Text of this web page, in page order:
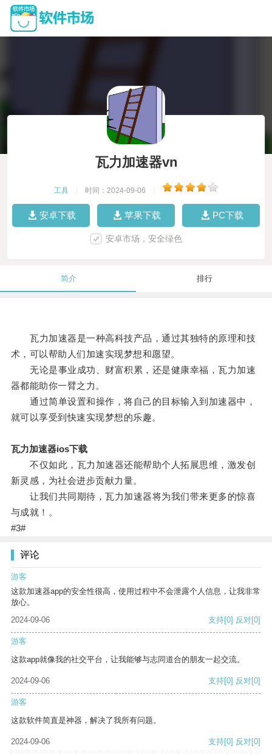
瓦力加速器vn
工具 时间：2024-09-06
安卓下载 苹果下载 PC下载
安卓市场，安全绿色
简介 排行
瓦力加速器是一种高科技产品，通过其独特的原理和技
术，可以帮助人们加速实现梦想和愿望。
无论是事业成功、财富积累，还是健康幸福，瓦力加速
器都能助你一臂之力。
通过简单设置和操作，将自己的目标输入到加速器中，
就可以享受到快速实现梦想的乐趣。
瓦力加速器ios下载
不仅如此，瓦力加速器还能帮助个人拓展思维，激发创
新灵感，为社会进步贡献力量。
让我们共同期待，瓦力加速器将为我们带来更多的惊喜
与成就！。
#3#
评论
游客
这款加速器app的安全性很高，使用过程中不会泄露个人信息，让我非常
放心。
2024-09-06
支持[0] 反对[0]
游客
这款app就像我的社交平台，让我能够与志同道合的朋友一起交流。
2024-09-06 支持[0] 反对[0]
游客
这款软件简直是神器，解决了我所有问题。
2024-09-06 支持[0] 反对[0]